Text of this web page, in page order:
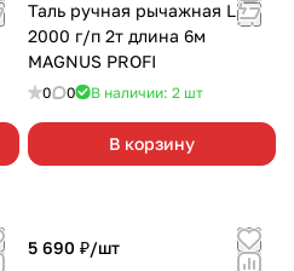
Таль ручная рычажная LB-
2000 г/п 2т длина 6м
MAGNUS PROFI
0 0 В наличии: 2 шт
В корзину
5 690 ₽/шт